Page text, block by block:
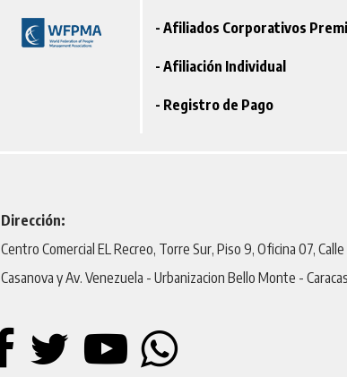
- Afiliados Corporativos
- Afiliación Individual
- Registro de Pago
Dirección:
Centro Comercial EL Recreo, Torre Sur, Piso 9, Oficina 07,
Casanova y Av. Venezuela - Urbanizacion Bello Monte -